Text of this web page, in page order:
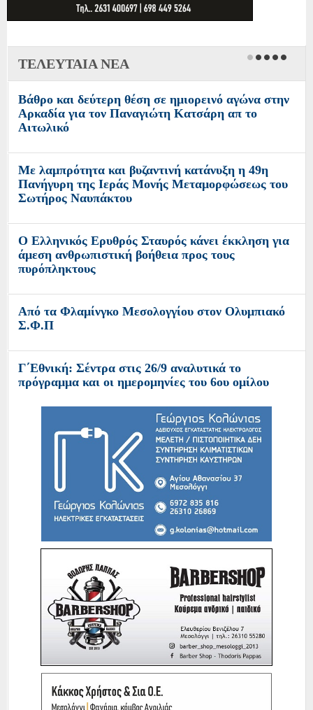
ΤΕΛΕΥΤΑΙΑ ΝΕΑ
Βάθρο και δεύτερη θέση σε ημιορεινό αγώνα στην
Αρκαδία για τον Παναγιώτη Κατσάρη απ το
Αιτωλικό
Με λαμπρότητα και βυζαντινή κατάνυξη η 49η
Πανήγυρη της Ιεράς Μονής Μεταμορφώσεως του
Σωτήρος Ναυπάκτου
Ο Ελληνικός Ερυθρός Σταυρός κάνει έκκληση για
άμεση ανθρωπιστική βοήθεια προς τους
πυρόπληκτους
Από τα Φλαμίνγκο Μεσολογγίου στον Ολυμπιακό
Σ.Φ.Π
Γ΄Εθνική: Σέντρα στις 26/9 αναλυτικά το
πρόγραμμα και οι ημερομηνίες του 6ου ομίλου